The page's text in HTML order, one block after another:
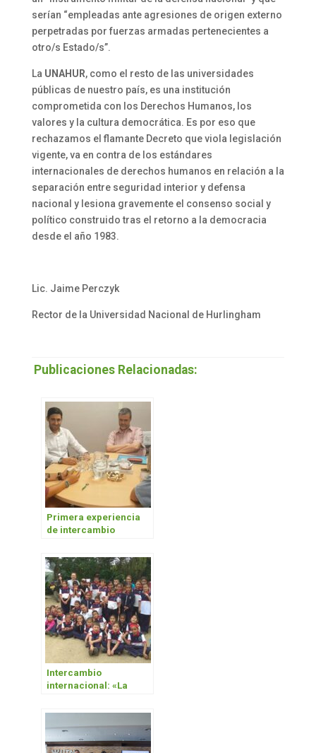
serían “empleadas ante agresiones de origen externo
perpetradas por fuerzas armadas pertenecientes a
otro/s Estado/s”.
La UNAHUR, como el resto de las universidades
públicas de nuestro país, es una institución
comprometida con los Derechos Humanos, los
valores y la cultura democrática. Es por eso que
rechazamos el flamante Decreto que viola legislación
vigente, va en contra de los estándares
internacionales de derechos humanos en relación a la
separación entre seguridad interior y defensa
nacional y lesiona gravemente el consenso social y
político construido tras el retorno a la democracia
desde el año 1983.
Lic. Jaime Perczyk
Rector de la Universidad Nacional de Hurlingham
Publicaciones Relacionadas:
Primera experiencia
de intercambio
UNAHUR
Intercambio
internacional: «La
enriquece día a día
desde lo cultural y lo
académico»